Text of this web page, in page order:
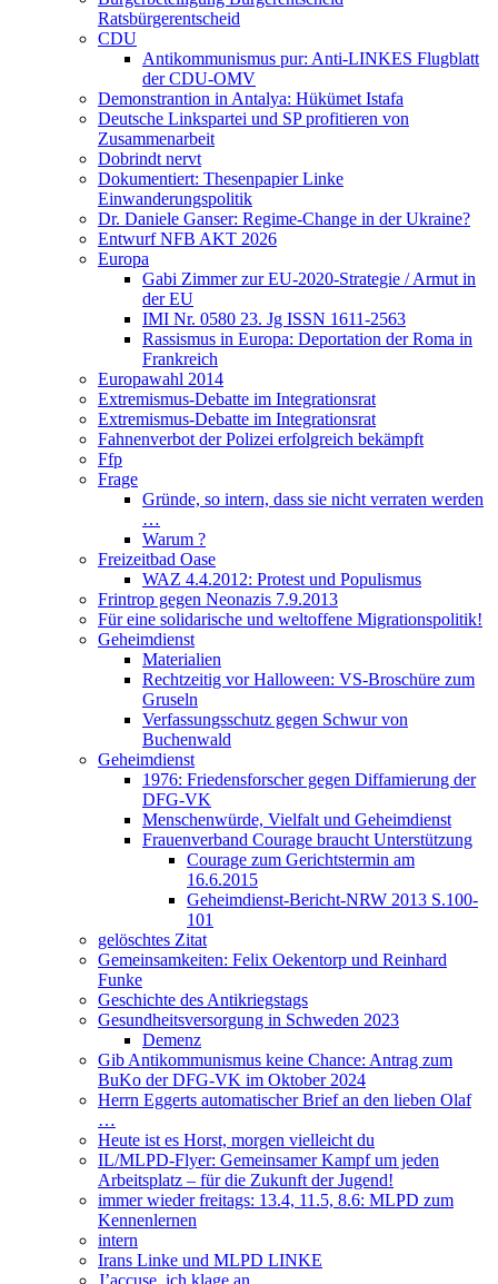
Ratsbürgerentscheid
CDU
Antikommunismus pur: Anti-LINKES Flugblatt
der CDU-OMV
Demonstrantion in Antalya: Hükümet Istafa
Deutsche Linkspartei und SP profitieren von
Zusammenarbeit
Dobrindt nervt
Dokumentiert: Thesenpapier Linke
Einwanderungspolitik
Dr. Daniele Ganser: Regime-Change in der Ukraine?
Entwurf NFB AKT 2026
Europa
Gabi Zimmer zur EU-2020-Strategie / Armut in
der EU
IMI Nr. 0580 23. Jg ISSN 1611-2563
Rassismus in Europa: Deportation der Roma in
Frankreich
Europawahl 2014
Extremismus-Debatte im Integrationsrat
Extremismus-Debatte im Integrationsrat
Fahnenverbot der Polizei erfolgreich bekämpft
Ffp
Frage
Gründe, so intern, dass sie nicht verraten werden
…
Warum ?
Freizeitbad Oase
WAZ 4.4.2012: Protest und Populismus
Frintrop gegen Neonazis 7.9.2013
Für eine solidarische und weltoffene Migrationspolitik!
Geheimdienst
Materialien
Rechtzeitig vor Halloween: VS-Broschüre zum
Gruseln
Verfassungsschutz gegen Schwur von
Buchenwald
Geheimdienst
1976: Friedensforscher gegen Diffamierung der
DFG-VK
Menschenwürde, Vielfalt und Geheimdienst
Frauenverband Courage braucht Unterstützung
Courage zum Gerichtstermin am
16.6.2015
Geheimdienst-Bericht-NRW 2013 S.100-
101
gelöschtes Zitat
Gemeinsamkeiten: Felix Oekentorp und Reinhard
Funke
Geschichte des Antikriegstags
Gesundheitsversorgung in Schweden 2023
Demenz
Gib Antikommunismus keine Chance: Antrag zum
BuKo der DFG-VK im Oktober 2024
Herrn Eggerts automatischer Brief an den lieben Olaf
…
Heute ist es Horst, morgen vielleicht du
IL/MLPD-Flyer: Gemeinsamer Kampf um jeden
Arbeitsplatz – für die Zukunft der Jugend!
immer wieder freitags: 13.4, 11.5, 8.6: MLPD zum
Kennenlernen
intern
Irans Linke und MLPD LINKE
J’accuse, ich klage an